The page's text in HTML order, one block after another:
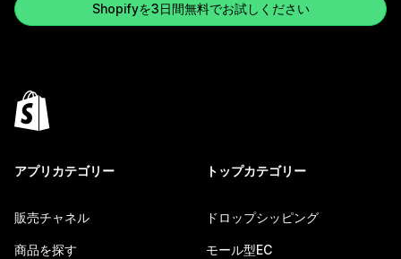
Shopifyを3日間無料でお試しください
アプリカテゴリー
販売チャネル
商品を探す
トップカテゴリー
ドロップシッピング
モール型EC